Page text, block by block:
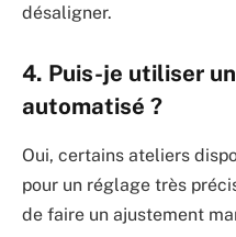
désaligner.
4. Puis-je utiliser
automatisé ?
Oui, certains ateliers
pour un réglage très
de faire un ajustement